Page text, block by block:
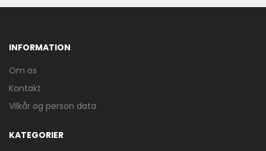
INFORMATION
Om os
Kontakt
Vilkår og person data
KATEGORIER